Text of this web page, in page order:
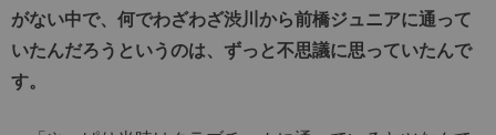
がない中で、何でわざわざ渋川から前橋ジュニアに通って
いたんだろうというのは、ずっと不思議に思っていたんで
す。